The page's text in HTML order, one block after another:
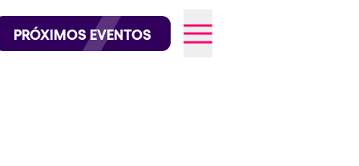
en Instagram
en TikTok
PRÓXIMOS EVENTOS